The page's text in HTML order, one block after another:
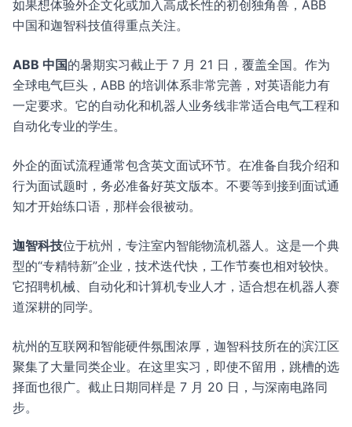
如果想体验外企文化或加入高成长性的初创独角兽，ABB
中国和迦智科技值得重点关注。
ABB 中国的暑期实习截止于 7 月 21 日，覆盖全国。作为
全球电气巨头，ABB 的培训体系非常完善，对英语能力有
一定要求。它的自动化和机器人业务线非常适合电气工程和
自动化专业的学生。
外企的面试流程通常包含英文面试环节。在准备自我介绍和
行为面试题时，务必准备好英文版本。不要等到接到面试通
知才开始练口语，那样会很被动。
迦智科技位于杭州，专注室内智能物流机器人。这是一个典
型的“专精特新”企业，技术迭代快，工作节奏也相对较快。
它招聘机械、自动化和计算机专业人才，适合想在机器人赛
道深耕的同学。
杭州的互联网和智能硬件氛围浓厚，迦智科技所在的滨江区
聚集了大量同类企业。在这里实习，即使不留用，跳槽的选
择面也很广。截止日期同样是 7 月 20 日，与深南电路同
步。